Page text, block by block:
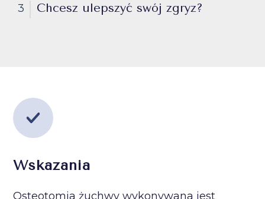
3 Chcesz ulepszyć swój zgryz?
Wskazania
Osteotomia żuchwy wykonywana jest